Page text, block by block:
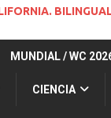
MUNDIAL / WC
CIENCIA